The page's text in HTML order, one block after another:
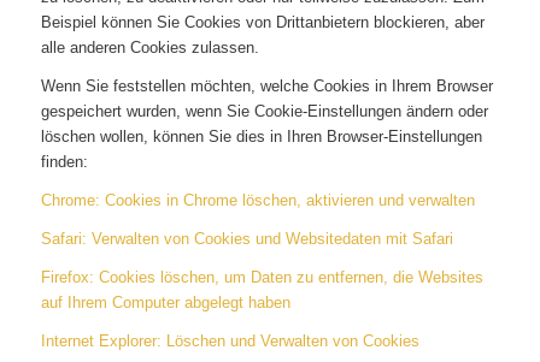
Beispiel können Sie Cookies von Drittanbietern blockieren, aber
alle anderen Cookies zulassen.
Wenn Sie feststellen möchten, welche Cookies in Ihrem Browser
gespeichert wurden, wenn Sie Cookie-Einstellungen ändern oder
löschen wollen, können Sie dies in Ihren Browser-Einstellungen
finden:
Chrome: Cookies in Chrome löschen, aktivieren und verwalten
Safari: Verwalten von Cookies und Websitedaten mit Safari
Firefox: Cookies löschen, um Daten zu entfernen, die Websites
auf Ihrem Computer abgelegt haben
Internet Explorer: Löschen und Verwalten von Cookies